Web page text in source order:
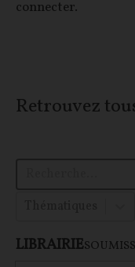
connecter.
Retrouvez
LIBRAIRIE